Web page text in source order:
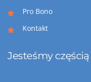
Pro Bono
Kontakt
Jesteśmy